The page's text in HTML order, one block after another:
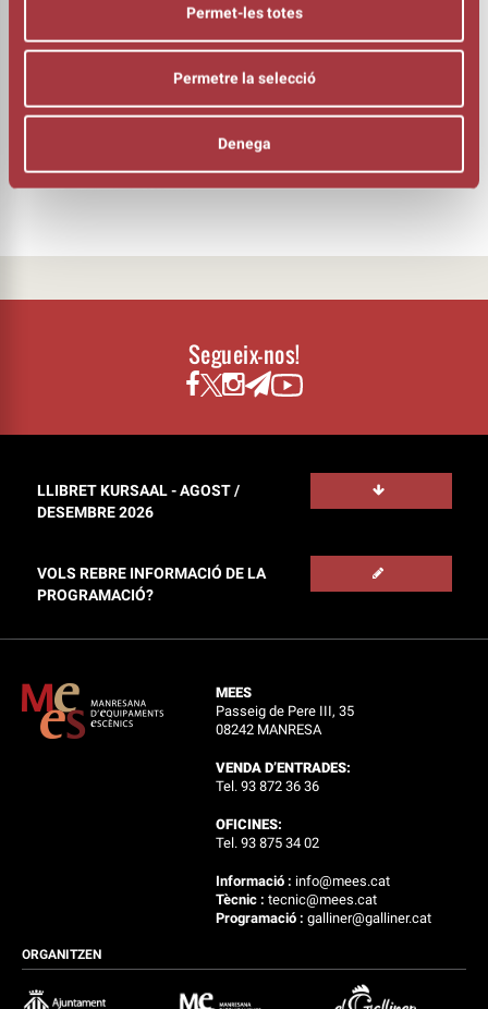
Permet-les totes
Permetre la selecció
Denega
BAGLAMÀ, TZOURAS I LLAÜT
Eduard Iniesta
ORGANITZA
Segueix-nos!
LLIBRET KURSAAL - AGOST /
DESEMBRE 2026
VOLS REBRE INFORMACIÓ DE LA
PROGRAMACIÓ?
MEES
Passeig de Pere III, 35
08242 MANRESA
VENDA D’ENTRADES:
Tel. 93 872 36 36
OFICINES:
Tel. 93 875 34 02
Informació : info@mees.cat
Tècnic :tecnic@mees.cat
Programació :galliner@galliner.cat
ORGANITZEN